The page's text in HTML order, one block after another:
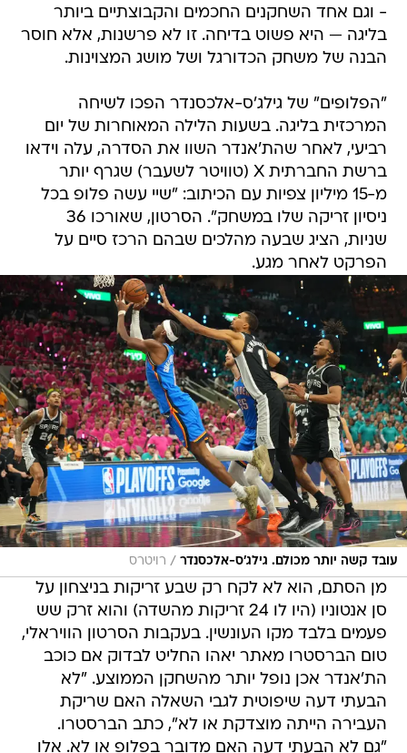
- וגם אחד השחקנים החכמים והקבוצתיים ביותר
בליגה — היא פשוט בדיחה. זו לא פרשנות, אלא חוסר
הבנה של משחק הכדורגל ושל מושג המצוינות.
"הפלופים" של גילג'ס-אלכסנדר הפכו לשיחה
המרכזית בליגה. בשעות הלילה המאוחרות של יום
רביעי, לאחר שהת'אנדר השוו את הסדרה, עלה וידאו
ברשת החברתית X (טוויטר לשעבר) שגרף יותר
מ-15 מיליון צפיות עם הכיתוב: "שיי עשה פלופ בכל
ניסיון זריקה שלו במשחק". הסרטון, שאורכו 36
שניות, הציג שבעה מהלכים שבהם הרכז סיים על
הפרקט לאחר מגע.
עובד קשה יותר מכולם. גילג'ס-אלכסנדר / רויטרס
מן הסתם, הוא לא לקח רק שבע זריקות בניצחון על
סן אנטוניו (היו לו 24 זריקות מהשדה) והוא זרק שש
פעמים בלבד מקו העונשין. בעקבות הסרטון הוויראלי,
טום הברסטרו מאתר יאהו החליט לבדוק אם כוכב
הת'אנדר אכן נופל יותר מהשחקן הממוצע. "לא
הבעתי דעה שיפוטית לגבי השאלה האם שריקת
העבירה הייתה מוצדקת או לא", כתב הברסטרו.
"גם לא הבעתי דעה האם מדובר בפלופ או לא. אלו